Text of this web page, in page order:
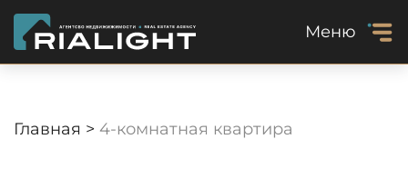
Меню
Главная > 4-комнатная квартира